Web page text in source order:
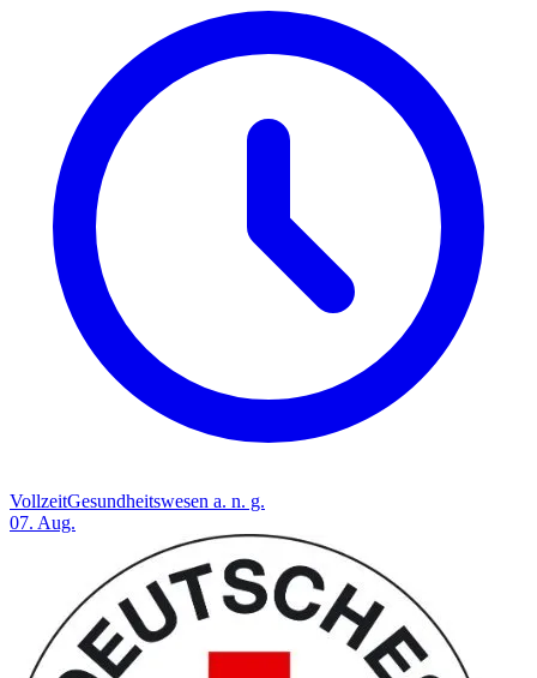
VollzeitGesundheitswesen a. n. g.
07. Aug.